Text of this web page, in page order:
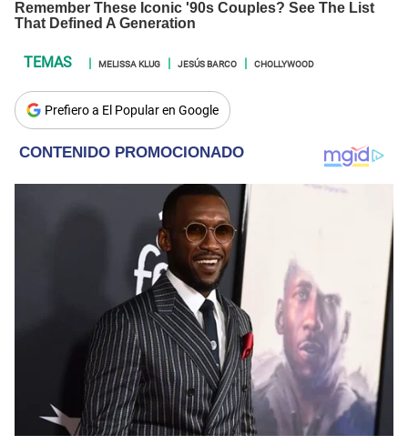
MELISSA KLUG JESÚS BARCO CHOLLYWOOD
Prefiero a El Popular en Google